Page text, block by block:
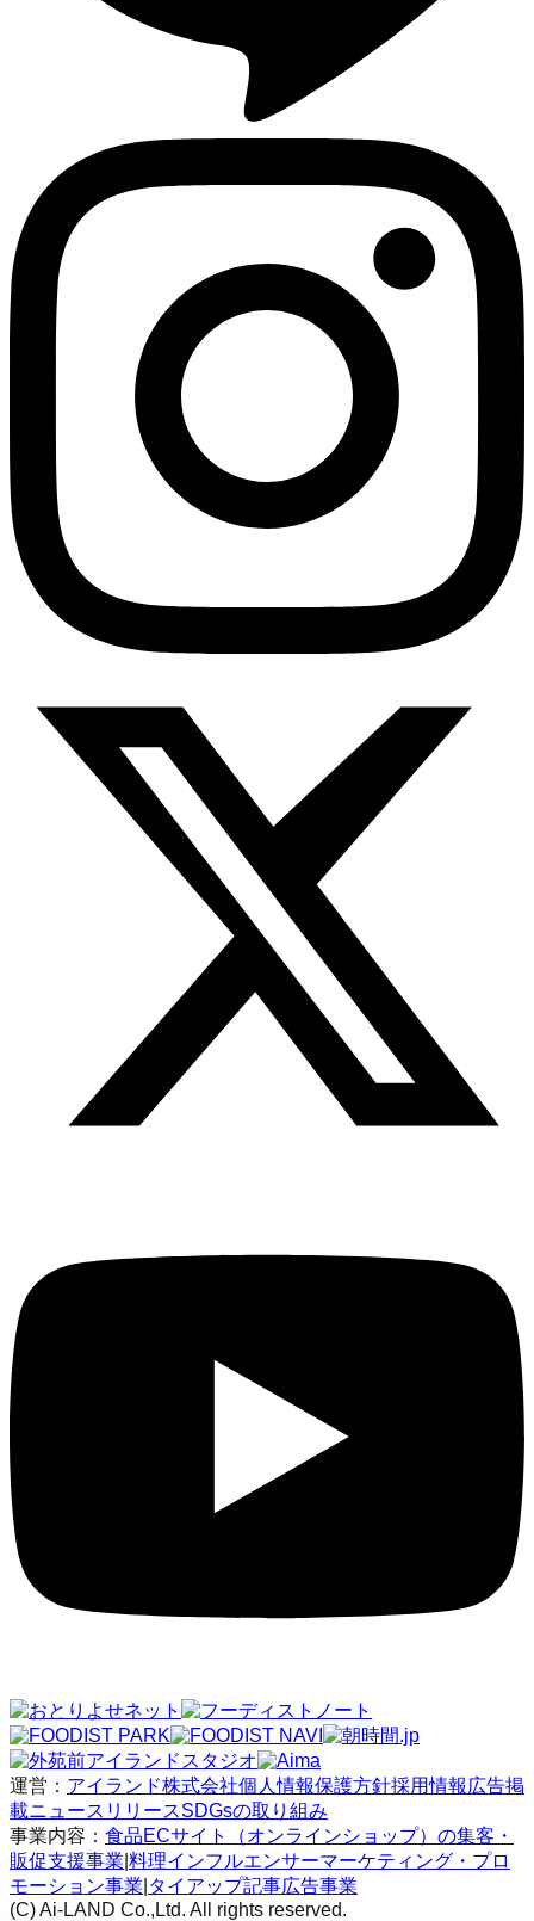
運営： アイランド株式会社個人情報保護方針採用情報 広告掲
載ニュースリリースSDGsの取り組み
事業内容： 食品ECサイト（オンラインショップ）の集客・
販促支援事業 料理インフルエンサーマーケティング・プロ
モーション事業 タイアップ記事広告事業
(C) Ai-LAND Co.,Ltd. All rights reserved.